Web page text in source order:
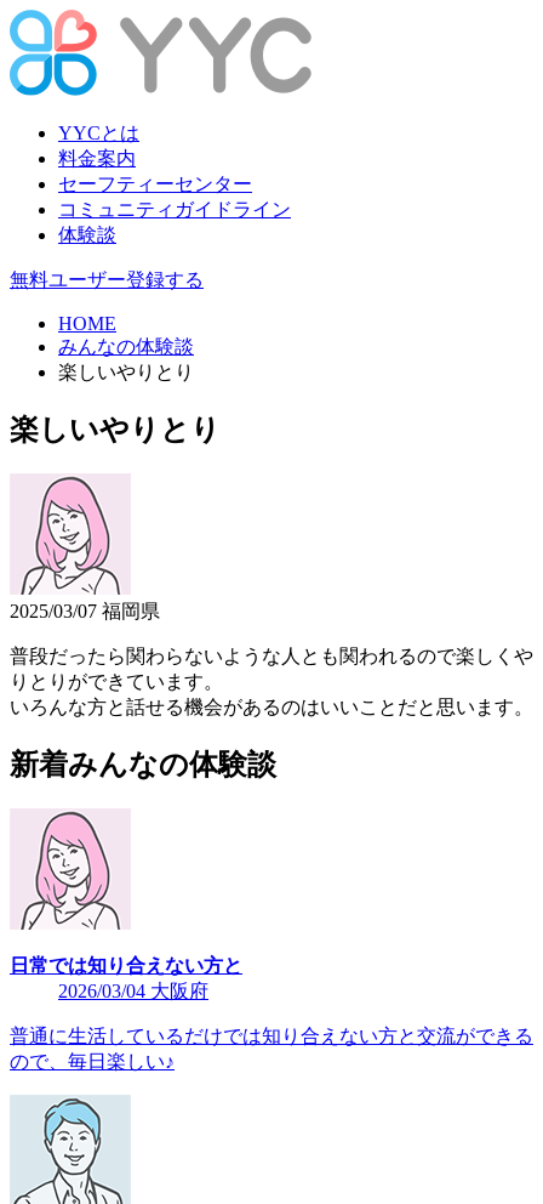
YYCとは
料金案内
セーフティーセンター
コミュニティガイドライン
体験談
無料ユーザー登録する
HOME
みんなの体験談
楽しいやりとり
楽しいやりとり
2025/03/07 福岡県
普段だったら関わらないような人とも関われるので楽しくや
りとりができています。
いろんな方と話せる機会があるのはいいことだと思います。
新着みんなの体験談
日常では知り合えない方と
2026/03/04 大阪府
普通に生活しているだけでは知り合えない方と交流ができる
ので、毎日楽しい♪